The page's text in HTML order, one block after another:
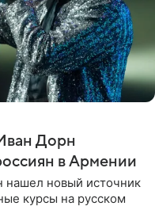
Дорн
в Армении
нашел новый источник
курсы на русском